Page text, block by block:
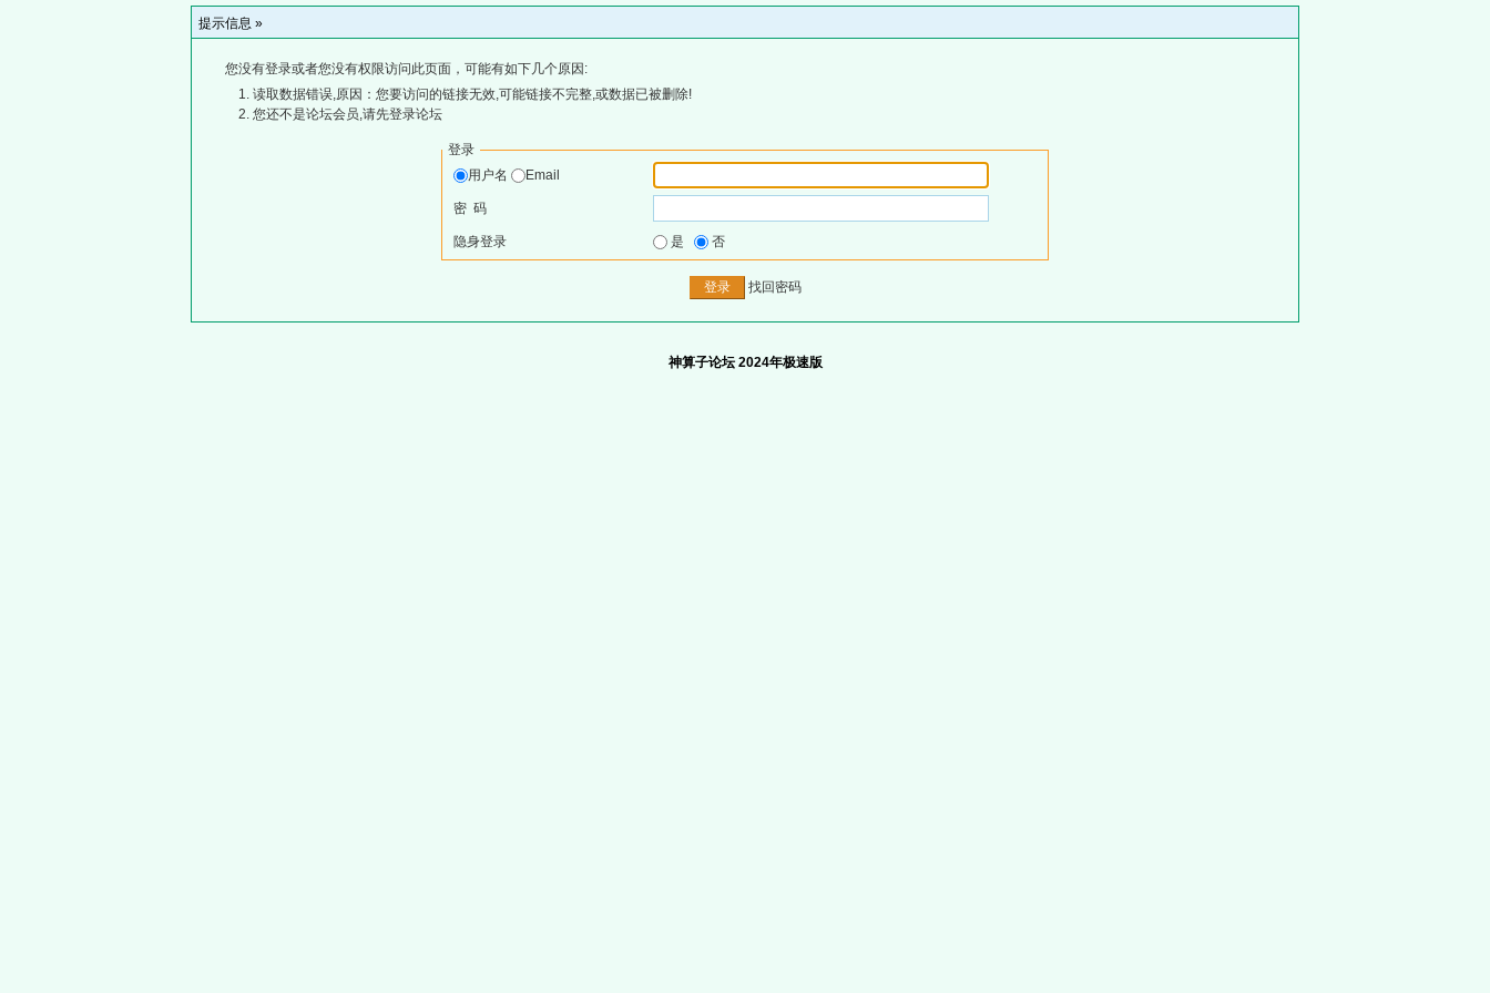
提示信息 »
您没有登录或者您没有权限访问此页面，可能有如下几个原因:
读取数据错误,原因：您要访问的链接无效,可能链接不完整,或数据已被删除!
您还不是论坛会员,请先登录论坛
登录
用户名
Email
密 码
隐身登录 是 否
找回密码
神算子论坛 2024年极速版